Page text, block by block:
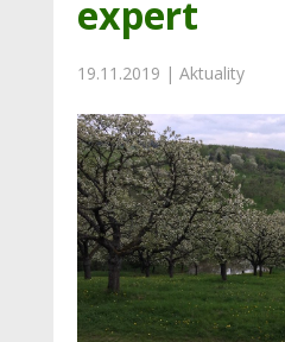
expert
19.11.2019 | Aktuality